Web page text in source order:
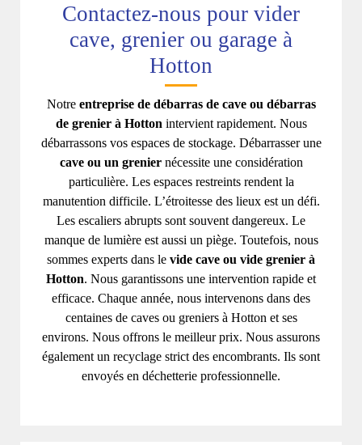
Contactez-nous pour vider
cave, grenier ou garage à
Hotton
Notre entreprise de débarras de cave ou débarras
de grenier à Hotton intervient rapidement. Nous
débarrassons vos espaces de stockage. Débarrasser une
cave ou un greniernécessite une considération
particulière. Les espaces restreints rendent la
manutention difficile. L’étroitesse des lieux est un défi.
Les escaliers abrupts sont souvent dangereux. Le
manque de lumière est aussi un piège. Toutefois, nous
sommes experts dans le vide cave ou vide grenier à
Hotton. Nous garantissons une intervention rapide et
efficace. Chaque année, nous intervenons dans des
centaines de caves ou greniers à Hotton et ses
environs. Nous offrons le meilleur prix. Nous assurons
également un recyclage strict des encombrants. Ils sont
envoyés en déchetterie professionnelle.